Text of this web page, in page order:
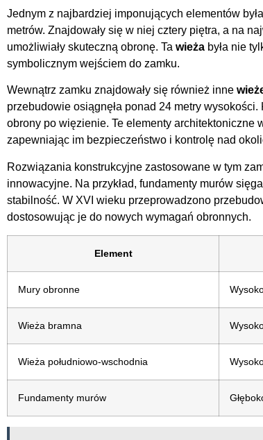
Jednym z najbardziej imponujących elementów była
metrów. Znajdowały się w niej cztery piętra, a na
umożliwiały skuteczną obronę. Ta wieża była nie
symbolicznym wejściem do zamku.
Wewnątrz zamku znajdowały się również inne
przebudowie osiągnęła ponad 24 metry
obrony po więzienie. Te elementy architektoniczne
zapewniając im bezpieczeństwo i kontrolę nad
Rozwiązania konstrukcyjne zastosowane w tym
innowacyjne. Na przykład, fundamenty murów
stabilność. W XVI wieku przeprowadzono
dostosowując je do nowych wymagań obronnych.
Element
Mury obronne
Wieża bramna
Wieża południowo-wschodnia
Fundamenty murów